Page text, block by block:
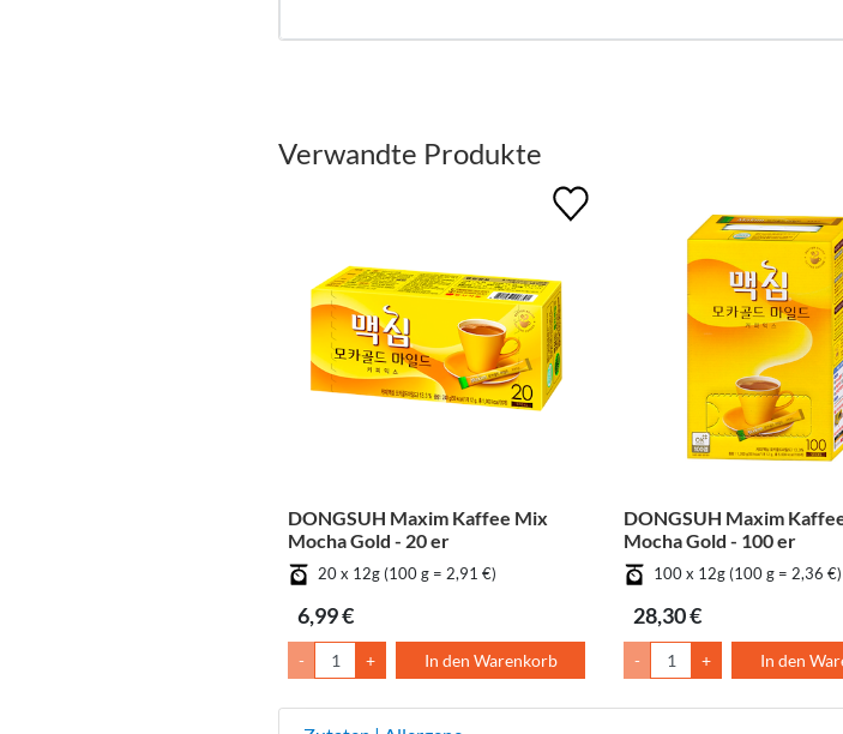
Verwandte Produkte
DONGSUH Maxim Kaffee Mix
Mocha Gold - 20 er
20 x 12g (100 g = 2,91 €)
6,99 €
- + In den Warenkorb
DONGSUH Maxim
Mocha Gold - 100 er
100 x 12g (100 g = 2,36 €)
28,30 €
- + In den